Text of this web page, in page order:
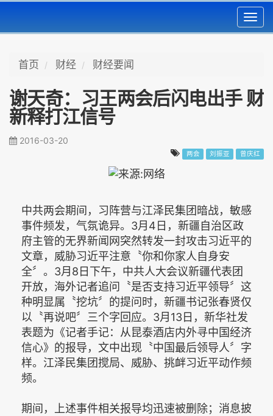
首页 财经 财经要闻
谢天奇：习王两会后闪电出手 财
新释打江信号
2016-03-20
两会 刘振亚 曾庆红
中共两会期间，习阵营与江泽民集团暗战，敏感
事件频发，气氛诡异。3月4日，新疆自治区政
府主管的无界新闻网突然转发一封攻击习近平的
文章，威胁习近平注意〝你和你家人自身安
全〞。3月8日下午，中共人大会议新疆代表团
开放，海外记者追问〝是否支持习近平领导〞这
种明显属〝挖坑〞的提问时，新疆书记张春贤仅
以〝再说吧〞三个字回应。3月13日，新华社发
表题为《记者手记：从昆泰酒店内外寻中国经济
信心》的报导，文中出现〝中国最后领导人〞字
样。江泽民集团搅局、威胁、挑衅习近平动作频
频。
期间，上述事件相关报导均迅速被删除；消息披